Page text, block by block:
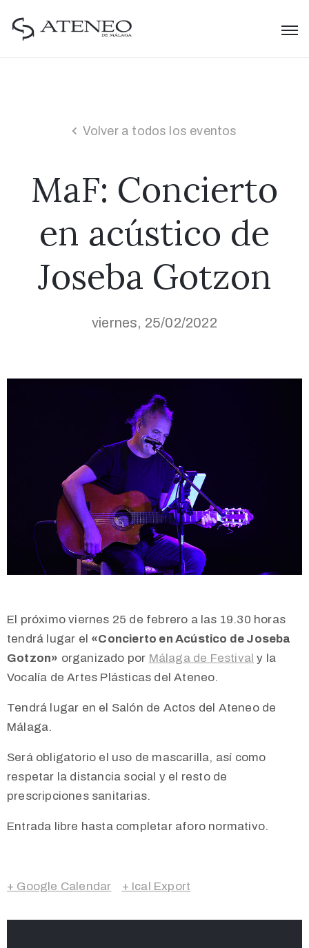
Volver a todos los eventos
MaF: Concierto
en acústico de
Joseba Gotzon
viernes, 25/02/2022
El próximo viernes 25 de febrero a las 19.30 horas
tendrá lugar el «Concierto en Acústico de Joseba
Gotzon» organizado por Málaga de Festival y la
Vocalía de Artes Plásticas del Ateneo.
Tendrá lugar en el Salón de Actos del Ateneo de
Málaga.
Será obligatorio el uso de mascarilla, así como
respetar la distancia social y el resto de
prescripciones sanitarias.
Entrada libre hasta completar aforo normativo.
+ Google Calendar + Ical Export